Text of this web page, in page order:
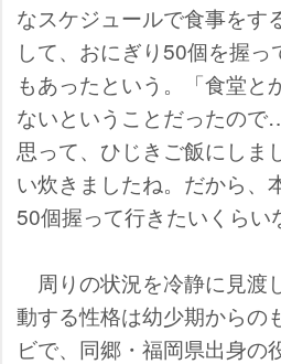
なスケジュールで食事をす
して、おにぎり50個を握っ
もあったという。「食堂と
ないということだったので
思って、ひじきご飯にしま
い炊きましたね。だから、
50個握って行きたいくらい
周りの状況を冷静に見渡
動する性格は幼少期からの
ビで、同郷・福岡県出身の